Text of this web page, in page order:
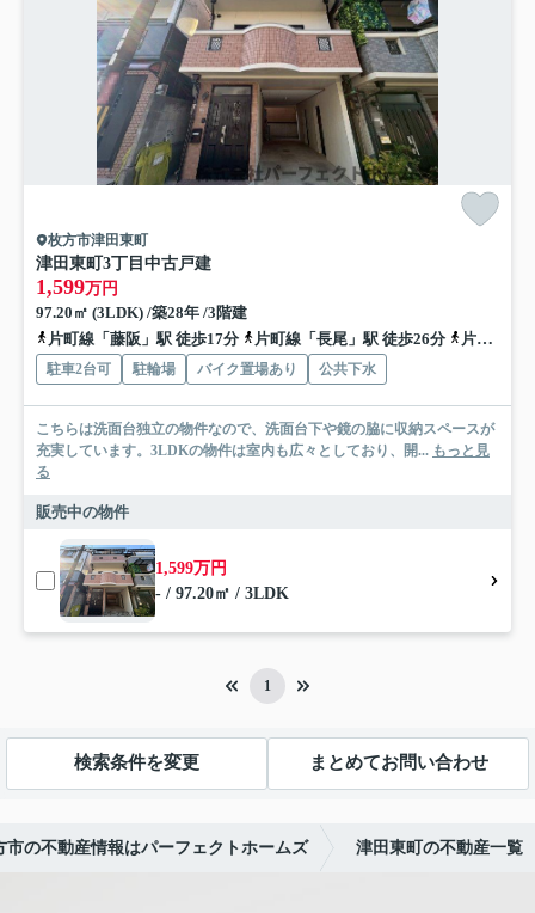
枚方市津田東町
津田東町3丁目中古戸建
1,599万円
97.20㎡ (3LDK) /築28年 /3階建
片町線「藤阪」駅 徒歩17分
片町線「長尾」駅 徒歩26分 片町線「津田」駅 徒歩31分
駐車2台可 駐輪場 バイク置場あり 公共下水
こちらは洗面台独立の物件なので、洗面台下や鏡の脇に収納スペースが
充実しています。3LDKの物件は室内も広々としており、開... もっと見
る
販売中の物件
1,599万円
- / 97.20㎡ / 3LDK
1
検索条件を変更 まとめてお問い合わせ
市の不動産情報はパーフェクトホームズ 津田東町の不動産一覧